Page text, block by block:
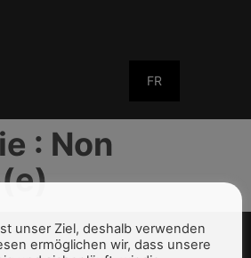
FR
: Non
unser Ziel, deshalb verwenden
ermöglichen wir, dass unsere